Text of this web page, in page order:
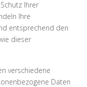
Ihrer
Ihre
entsprechend den
dieser
verschiedene
Daten